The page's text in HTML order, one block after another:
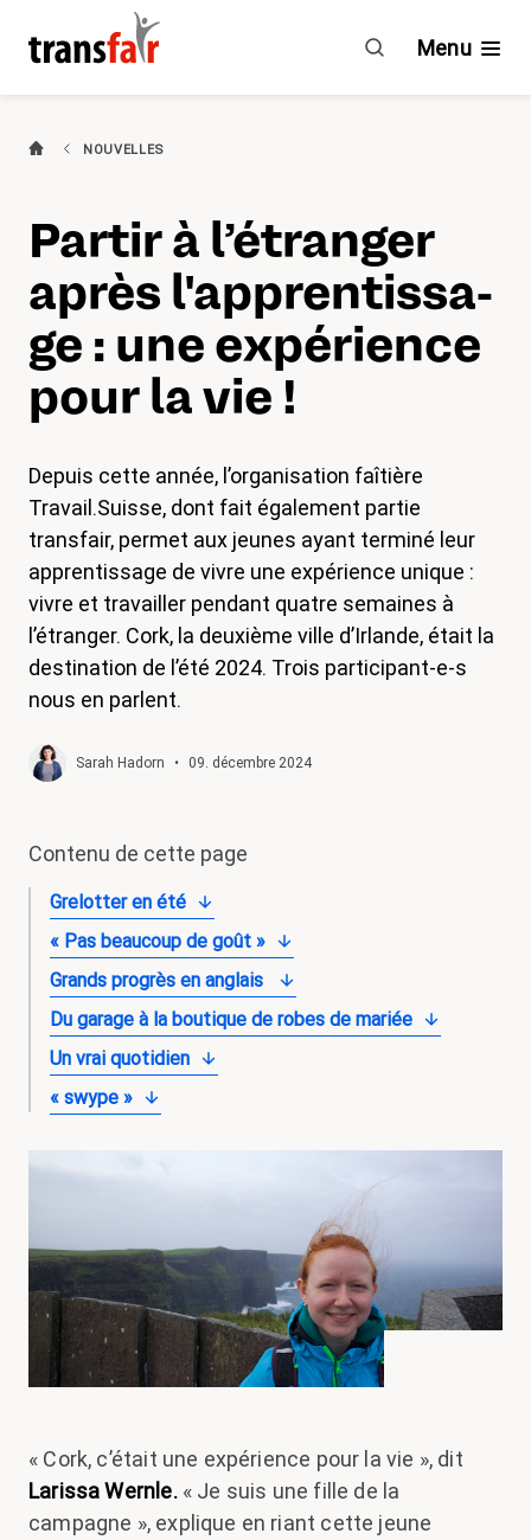
après
expérience
Agenda
magazine
Shop
Contact
Initiative congé familial
Branches
Engagement
À propos de transfair
Avantages
Menu
NOUVELLES
Partir à l’étranger
après l'­ap­p­ren­tis­sa­
ge : une expérience
pour la vie !
Depuis cette année, l’organisation faîtière
Travail.Suisse, dont fait également partie
transfair, permet aux jeunes ayant terminé leur
apprentissage de vivre une expérience unique :
vivre et travailler pendant quatre semaines à
l’étranger. Cork, la deuxième ville d’Irlande, était la
destination de l’été 2024. Trois participant-e-s
nous en parlent.
Sarah Hadorn • 09. décembre 2024
Contenu de cette page
Grelotter en été
« Pas beaucoup de goût »
Grands progrès en anglais
Du garage à la boutique de robes de mariée
Un vrai quotidien
« swype »
« Cork, c’était une expérience pour la vie », dit
Larissa Wernle.« Je suis une fille de la
campagne », explique en riant cette jeune